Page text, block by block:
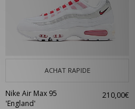
ACHAT RAPIDE
Nike Air Max 95
'England'
210,00€